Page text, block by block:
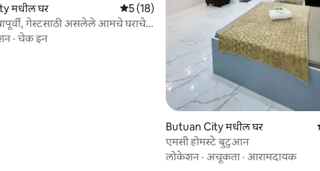
मधील घर 5 पैकी 5 सरासरी रेटिंग, 18 रिव्ह्यूज
5 (18)
गेस्टसाठी असलेले आमचे घराचे
·चेक इन
Butuan City मधील घर
एमसी होमस्टे बुटुआन
लोकेशन · अचूकता · आरामदायक